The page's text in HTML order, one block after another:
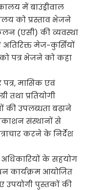
में बाउंड्रीवाल
को प्रस्ताव भेजने
(एसी) की व्यवस्था
मेज-कुर्सियों
पत्र भेजने को कहा
मासिक एवं
तथा प्रतियोगी
की उपलब्धता बढ़ाने
संस्थानों से
करने के निर्देश
के सहयोग
कार्यक्रम आयोजित
उपयोगी पुस्तकों की